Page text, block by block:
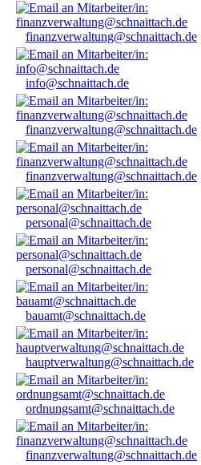
finanzverwaltung@schnaittach.de
info@schnaittach.de
finanzverwaltung@schnaittach.de
finanzverwaltung@schnaittach.de
personal@schnaittach.de
personal@schnaittach.de
bauamt@schnaittach.de
hauptverwaltung@schnaittach.de
ordnungsamt@schnaittach.de
finanzverwaltung@schnaittach.de